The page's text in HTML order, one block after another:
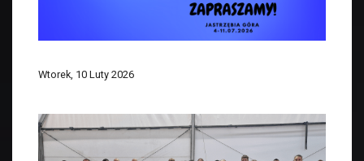
Wtorek, 10 Luty 2026